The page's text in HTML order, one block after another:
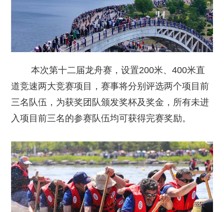
本次第十二届龙舟赛，设置200米、400米直
道竞速两大竞赛项目，赛事将分别评选两个项目前
三名队伍，为获奖团队颁发奖杯及奖金，所有未进
入项目前三名的参赛队伍均可获得完赛奖励。